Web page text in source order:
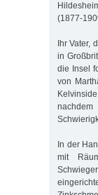
(1877-
Ihr
in
die Insel
von
In der
mit